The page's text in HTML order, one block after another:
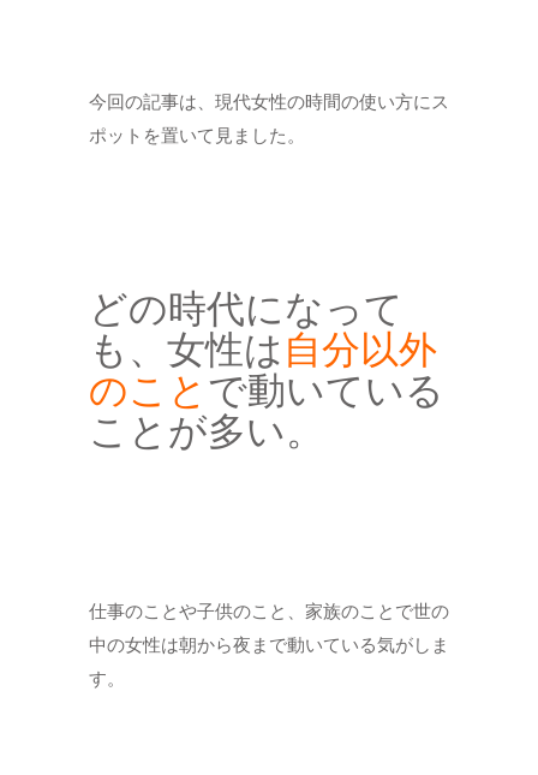
今回の記事は、現代女性の時間の使い方にス
ポットを置いて見ました。
どの時代になって
も、女性は 自分以外
のこと で動いている
ことが多い。
仕事のことや子供のこと、家族のことで世の
中の女性は朝から夜まで動いている気がしま
す。